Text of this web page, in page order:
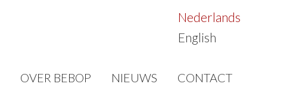
OVER BEBOP NIEUWS CONTACT
Nederlands
English